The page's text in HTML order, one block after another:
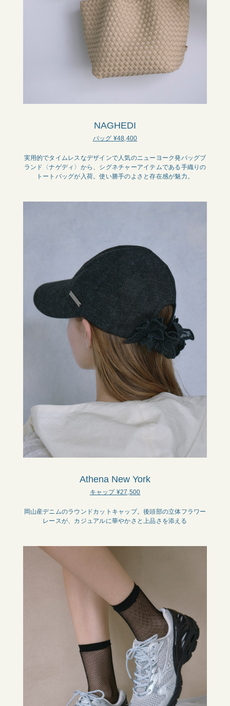
NAGHEDI
バッグ ¥48,400
実用的でタイムレスなデザインで人気のニューヨーク発バッグブ
ランド〈ナゲディ〉から、シグネチャーアイテムである手織りの
トートバッグが入荷。使い勝手のよさと存在感が魅力。
Athena New York
キャップ ¥27,500
岡山産デニムのラウンドカットキャップ。後頭部の立体フラワー
レースが、カジュアルに華やかさと上品さを添える